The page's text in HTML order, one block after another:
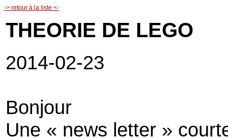
-> retour à la liste <-
THEORIE DE LEGO
2014-02-23
Bonjour
Une « news letter »